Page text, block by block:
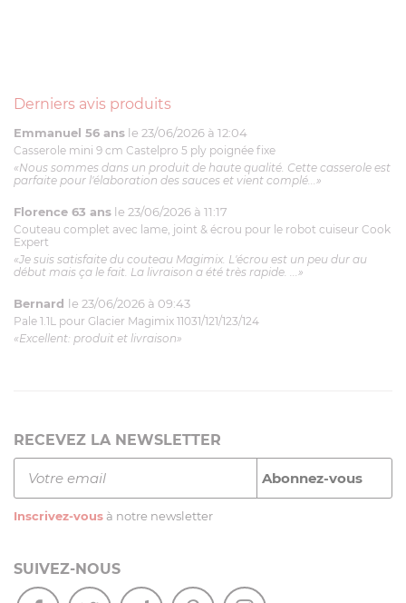
Derniers avis produits
Emmanuel 56 ans le 23/06/2026 à 12:04
Casserole mini 9 cm Castelpro 5 ply poignée fixe
«Nous sommes dans un produit de haute qualité. Cette casserole est
parfaite pour l'élaboration des sauces et vient complé...»
Florence 63 ans le 23/06/2026 à 11:17
Couteau complet avec lame, joint & écrou pour le robot cuiseur Cook
Expert
«Je suis satisfaite du couteau Magimix. L'écrou est un peu dur au
début mais ça le fait. La livraison a été très rapide. ...»
Bernard le 23/06/2026 à 09:43
Pale 1.1L pour Glacier Magimix 11031/121/123/124
«Excellent: produit et livraison»
RECEVEZ LA NEWSLETTER
Inscrivez-vous à notre newsletter
SUIVEZ-NOUS